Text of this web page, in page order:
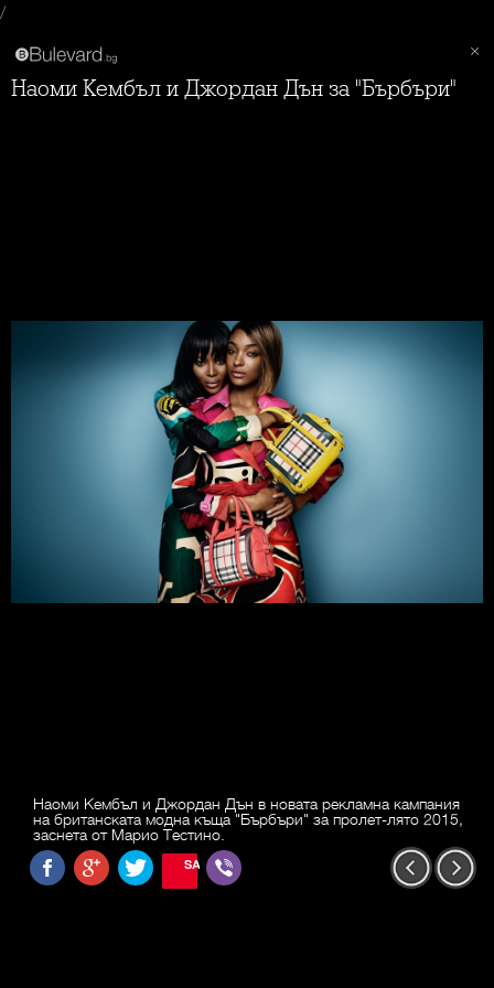
/
Наоми Кембъл и Джордан Дън за "Бърбъри"
Наоми Кембъл и Джордан Дън в новата рекламна кампания
на британската модна къща "Бърбъри" за пролет-лято 2015,
заснета от Марио Тестино.
SAVE